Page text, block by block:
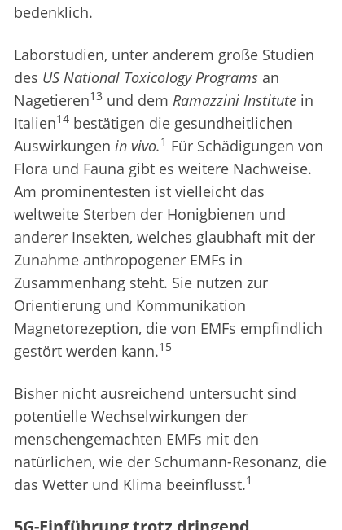
bedenklich.
Laborstudien, unter anderem große Studien
des US National Toxicology Programs an
Nagetieren13 und dem Ramazzini Institute in
Italien14 bestätigen die gesundheitlichen
Auswirkungen in vivo.1 Für Schädigungen von
Flora und Fauna gibt es weitere Nachweise.
Am prominentesten ist vielleicht das
weltweite Sterben der Honigbienen und
anderer Insekten, welches glaubhaft mit der
Zunahme anthropogener EMFs in
Zusammenhang steht. Sie nutzen zur
Orientierung und Kommunikation
Magnetorezeption, die von EMFs empfindlich
gestört werden kann.15
Bisher nicht ausreichend untersucht sind
potentielle Wechselwirkungen der
menschengemachten EMFs mit den
natürlichen, wie der Schumann-Resonanz, die
das Wetter und Klima beeinflusst.1